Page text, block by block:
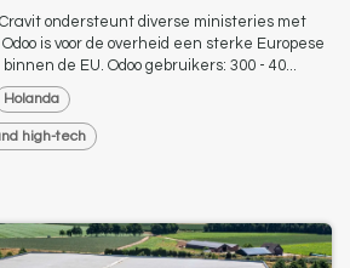
Cravit ondersteunt diverse ministeries met
is voor de overheid een sterke Europese
de EU. Odoo gebruikers: 300 - 40...
Holanda
high-tech